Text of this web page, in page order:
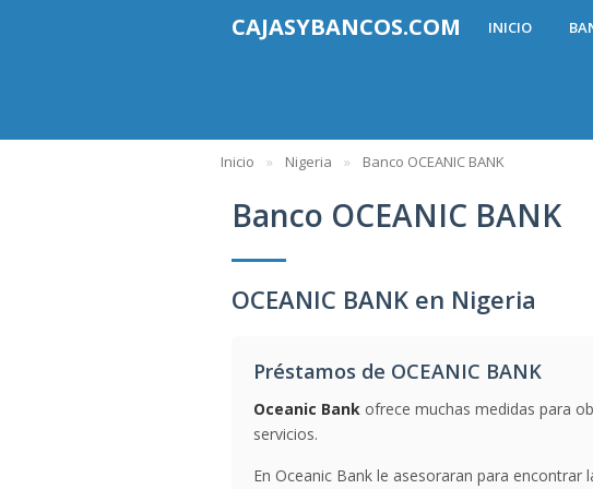
CAJASYBANCOS.COM INICIO
Inicio Nigeria Banco OCEANIC BANK
Banco OCEANIC BANK
OCEANIC BANK en Nigeria
Préstamos de OCEANIC BANK
Oceanic Bank ofrece muchas medidas para
servicios.
En Oceanic Bank le asesoraran para